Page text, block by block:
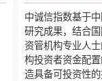
中诚信指数基于
研究成果，结合
资管机构专业人
构投资者资金配
造具备可投资性